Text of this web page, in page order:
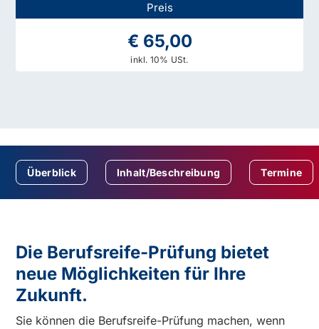
Preis
€ 65,00
inkl. 10% USt.
Überblick Inhalt/Beschreibung Termine
Die Berufsreife-Prüfung bietet
neue Möglichkeiten für Ihre
Zukunft.
Sie können die Berufsreife-Prüfung machen, wenn